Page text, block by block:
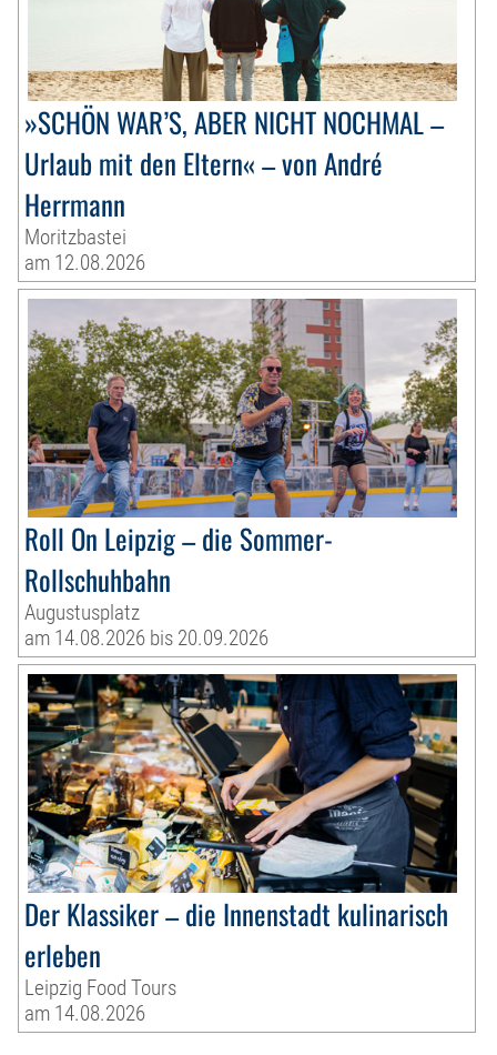
»SCHÖN WAR’S, ABER NICHT NOCHMAL –
Urlaub mit den Eltern« – von André
Herrmann
Moritzbastei
am 12.08.2026
Roll On Leipzig – die Sommer-
Rollschuhbahn
Augustusplatz
am 14.08.2026 bis 20.09.2026
Der Klassiker – die Innenstadt kulinarisch
erleben
Leipzig Food Tours
am 14.08.2026